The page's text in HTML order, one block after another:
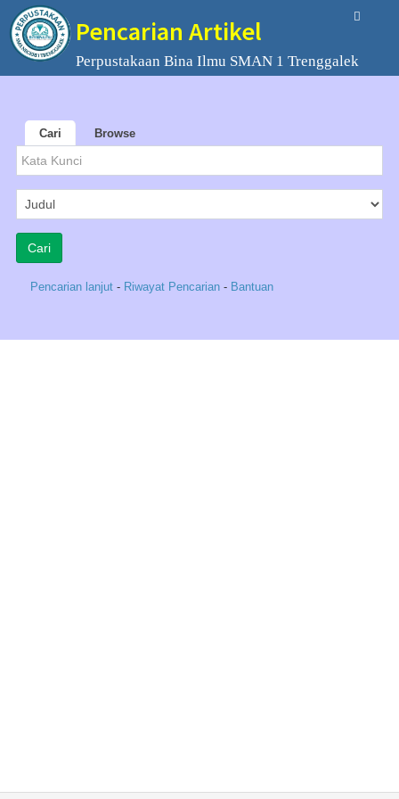
Pencarian Artikel
Perpustakaan Bina Ilmu SMAN 1 Trenggalek
Cari Browse
Pencarian lanjut - Riwayat Pencarian - Bantuan